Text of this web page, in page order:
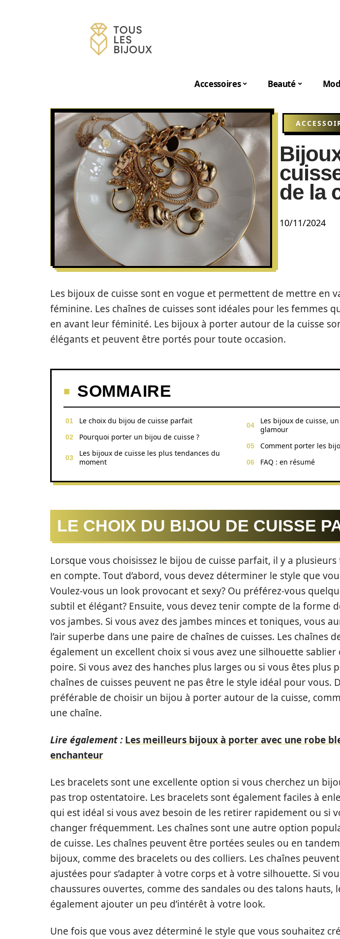
Accessoires Beauté
de la
10/11/2024
Les bijoux de cuisse sont en vogue et permettent de mettre en
féminine. Les chaînes de cuisses sont idéales pour les femmes
en avant leur féminité. Les bijoux à porter autour de la cuisse
élégants et peuvent être portés pour toute occasion.
SOMMAIRE
Le choix du bijou de cuisse parfait
Pourquoi porter un bijou de cuisse ?
Les bijoux de cuisse les plus tendances du
moment
Les bijoux de cuisse,
glamour
Comment porter les
FAQ : en résumé
LE CHOIX DU BIJOU DE CUISSE
Lorsque vous choisissez le bijou de cuisse parfait, il y a
en compte. Tout d’abord, vous devez déterminer le style que
Voulez-vous un look provocant et sexy? Ou préférez-vous
subtil et élégant? Ensuite, vous devez tenir compte de la forme
vos jambes. Si vous avez des jambes minces et toniques, vous
l’air superbe dans une paire de chaînes de cuisses. Les chaînes
également un excellent choix si vous avez une silhouette
poire. Si vous avez des hanches plus larges ou si vous êtes plus
chaînes de cuisses peuvent ne pas être le style idéal pour vous.
préférable de choisir un bijou à porter autour de la cuisse,
une chaîne.
Lire également : Les meilleurs bijoux à porter avec une robe
enchanteur
Les bracelets sont une excellente option si vous cherchez un
pas trop ostentatoire. Les bracelets sont également faciles à
qui est idéal si vous avez besoin de les retirer rapidement ou si
changer fréquemment. Les chaînes sont une autre option
de cuisse. Les chaînes peuvent être portées seules ou en tandem
bijoux, comme des bracelets ou des colliers. Les chaînes
ajustées pour s’adapter à votre corps et à votre silhouette. Si
chaussures ouvertes, comme des sandales ou des talons hauts,
également ajouter un peu d’intérêt à votre look.
Une fois que vous avez déterminé le style que vous souhaitez